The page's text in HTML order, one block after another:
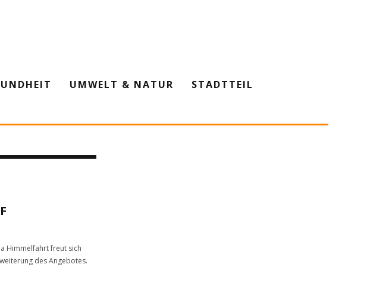
UMWELT & NATUR
STADTTEIL
Himmelfahrt freut sich
des Angebotes.